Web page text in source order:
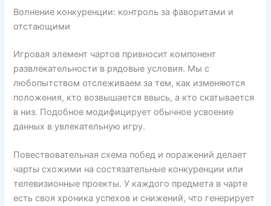
Волнение конкуренции: контроль за фаворитами и
отстающими
Игровая элемент чартов привносит компонент
развлекательности в рядовые условия. Мы с
любопытством отслеживаем за тем, как изменяются
положения, кто возвышается ввысь, а кто скатывается
в низ. Подобное модифицирует обычное усвоение
данных в увлекательную игру.
Повествовательная схема побед и поражений делает
чарты схожими на состязательные конкуренции или
телевизионные проекты. У каждого предмета в чарте
есть своя хроника успехов и снижений, что генерирует